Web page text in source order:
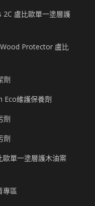
盧比歐單一塗層護
Protector 盧比
劑
維護保養劑
劑
劑
單一塗層護木油案
專區